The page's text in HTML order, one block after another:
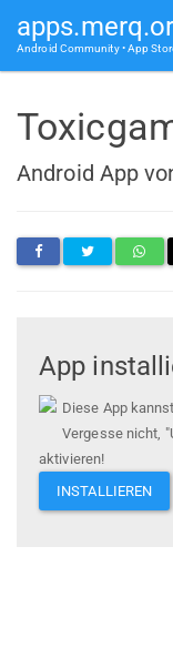
Android Community • App
Android App
App
Diese App
Vergesse nicht,
aktivieren!
INSTALLIEREN